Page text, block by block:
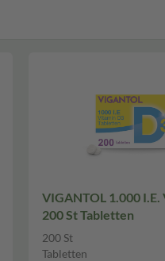
VIGANTOL 1.000
200 St Tabletten
200 St
Tabletten